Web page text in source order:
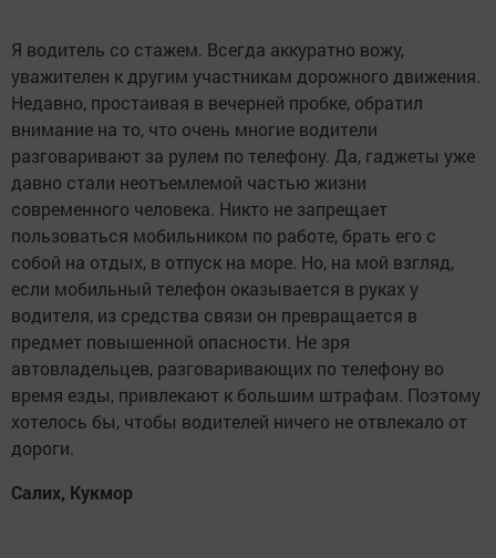
Я водитель со стажем. Всегда аккуратно вожу,
уважителен к другим участникам дорожного движения.
Недавно, простаивая в вечерней пробке, обратил
внимание на то, что очень многие водители
разговаривают за рулем по телефону. Да, гаджеты уже
давно стали неотъемлемой частью жизни
современного человека. Никто не запрещает
пользоваться мобильником по работе, брать его с
собой на отдых, в отпуск на море. Но, на мой взгляд,
если мобильный телефон оказывается в руках у
водителя, из средства связи он превращается в
предмет повышенной опасности. Не зря
автовладельцев, разговаривающих по телефону во
время езды, привлекают к большим штрафам. Поэтому
хотелось бы, чтобы водителей ничего не отвлекало от
дороги.
Салих, Кукмор